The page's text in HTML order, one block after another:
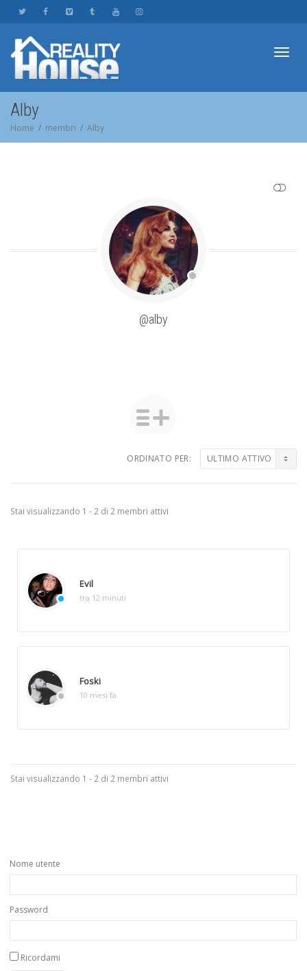
Alby
Home membri Alby
@alby
ORDINATO PER:
Amici
Stai visualizzando 1 - 2 di 2 membri attivi
Evil
tra 12 minuti
Foski
10 mesi fa
Stai visualizzando 1 - 2 di 2 membri attivi
Nome utente
Password
Ricordami